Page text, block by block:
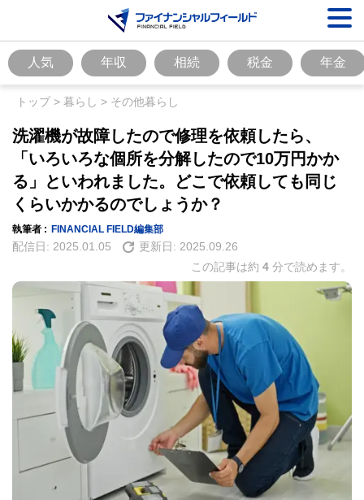
人気 年収 相続 税金 年金
トップ> 暮らし > その他暮らし
洗濯機が故障したので修理を依頼したら、
「いろいろな個所を分解したので10万円かか
る」といわれました。どこで依頼しても同じ
くらいかかるのでしょうか？
執筆者 : FINANCIAL FIELD編集部
配信日: 2025.01.05 更新日: 2025.09.26
この記事は約 4 分で読めます。